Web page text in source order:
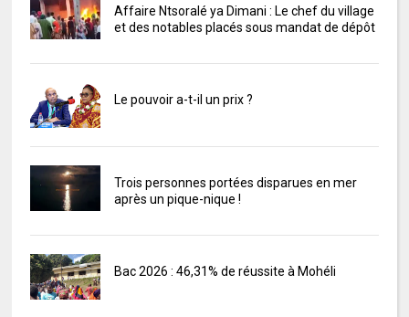
Affaire Ntsoralé ya Dimani : Le chef du village
et des notables placés sous mandat de dépôt
Le pouvoir a-t-il un prix ?
Trois personnes portées disparues en mer
après un pique-nique !
Bac 2026 : 46,31% de réussite à Mohéli